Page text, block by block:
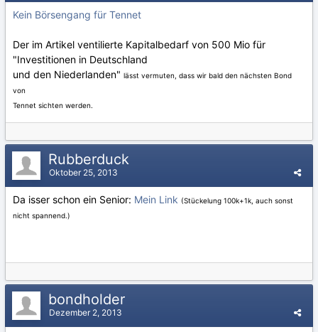
Kein Börsengang für Tennet
Der im Artikel ventilierte Kapitalbedarf von 500 Mio für
"Investitionen in Deutschland
und den Niederlanden" lässt vermuten, dass wir bald den nächsten Bond
von
Tennet sichten werden.
Rubberduck
Oktober 25, 2013
Da isser schon ein Senior: Mein Link (Stückelung 100k+1k, auch sonst
nicht spannend.)
bondholder
Dezember 2, 2013